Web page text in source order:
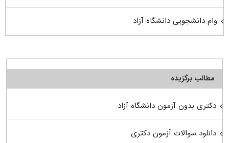
وام دانشجویی دانشگاه آزاد
مطالب برگزیده
دکتری بدون آزمون دانشگاه آزاد
دانلود سوالات آزمون دکتری